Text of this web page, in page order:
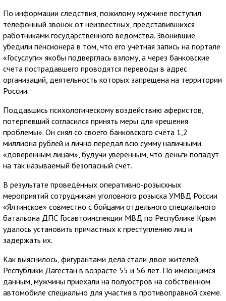
По информации следствия, пожилому мужчине поступил
телефонный звонок от неизвестных, представившихся
работниками государственного ведомства. Звонившие
убедили пенсионера в том, что его учётная запись на портале
«Госуслуги» якобы подверглась взлому, а через банковские
счета пострадавшего проводятся переводы в адрес
организаций, деятельность которых запрещена на территории
России.
Поддавшись психологическому воздействию аферистов,
потерпевший согласился принять меры для «решения
проблемы». Он снял со своего банковского счёта 1,2
миллиона рублей и лично передал всю сумму наличными
«доверенным лицам», будучи уверенным, что деньги попадут
на так называемый безопасный счёт.
В результате проведённых оперативно-розыскных
мероприятий сотрудникам уголовного розыска УМВД России
«Ялтинское» совместно с бойцами отдельного специального
батальона ДПС Госавтоинспекции МВД по Республике Крым
удалось установить причастных к преступлению лиц и
задержать их.
Как выяснилось, фигурантами дела стали двое жителей
Республики Дагестан в возрасте 55 и 56 лет. По имеющимся
данным, мужчины приехали на полуостров на собственном
автомобиле специально для участия в противоправной схеме.